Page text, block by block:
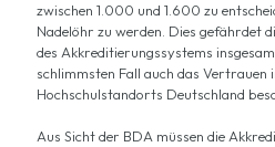
zwischen 1.000 und 1.600 zu
Nadelöhr zu werden. Dies gefährdet
des Akkreditierungssystems
schlimmsten Fall auch das Vertrauen
Hochschulstandorts Deutschland
Aus Sicht der BDA müssen die